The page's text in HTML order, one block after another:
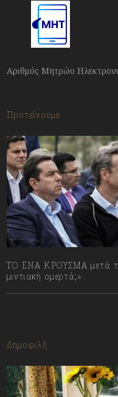
Αριθμός Μητρώο
Προτείνουμε
ΤΟ ΕΝΑ ΚΡΟΥΣΜΑ μετά
μιντιακή ομερτά;»
Δημοφιλή